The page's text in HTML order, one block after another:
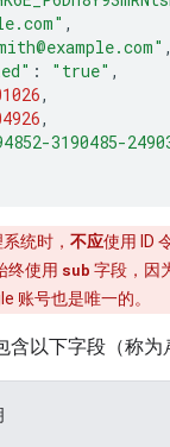
,
,
: "true" ,
,
,
3190485-
统时， 不应使用 ID
终使用 sub 字段，因
账号也是唯一的。
含以下字段（称为